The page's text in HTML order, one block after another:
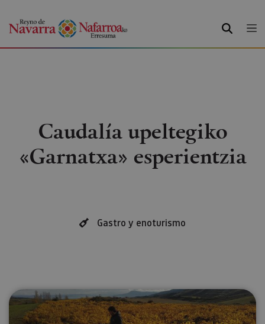
BILATU
Caudalía upeltegiko
«Garnatxa» esperientzia
Gastro y enoturismo